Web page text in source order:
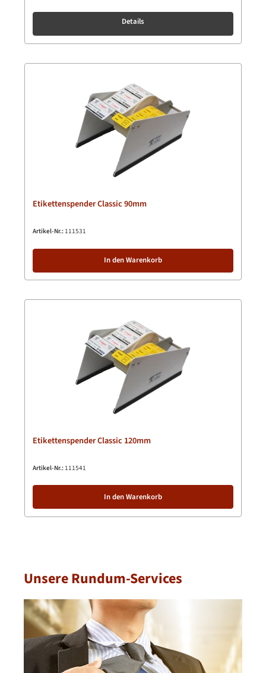
Details
Etikettenspender Classic 90mm
Artikel-Nr.: 111531
In den Warenkorb
Etikettenspender Classic 120mm
Artikel-Nr.: 111541
In den Warenkorb
Unsere Rundum-Services